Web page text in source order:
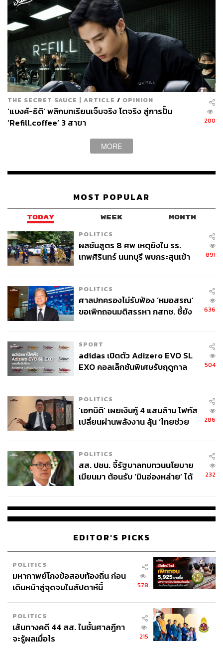
Homecoming Carnival
ขบวนพาเหรดม่วนซื่นคืนถิ่นที่ชวนลูกหลานชาวอีสานมาร่วม
ฉลองความเป็นอีสานบ้านเฮาผ่านแฟชั่นและการแต่งกาย
สะท้อนความงามและเอกลักษณ์ของวัฒนธรรมอีสาน ขบวน
แห่ยิ่งใหญ่จะเริ่มต้นจากลานเซ็นทรัล ขอนแก่น ไปยังลาน
ศรีจันทร์ ตลอดเส้นทางจะมีการแสดงศิลปะพื้นบ้าน การ
สัมผัสกับวัฒนธรรมอีสานอย่างใกล้ชิด
Date:26 ธันวาคม 2567
ชาววีแกนจะกินปลาร้าบ้างได้ไหม เซ็กชันนี้พาไปเปิดโลก
ใหม่ของการสร้างสรรค์ ‘ปลาร้าสำหรับชาววีแกน’ ที่ตอบ
โจทย์ความต้องการในยุคปัจจุบัน โดยเปลี่ยนจากการใช้ปลา
และรสชาติอันเป็นเอกลักษณ์ของปลาร้าแบบดั้งเดิม
29 ธันวาคม 2567
Time:10.00-12.00 น.
เบิ่งหนัง ฟังเรื่องเล่า
ชวนทุกคนมาพบกับภาพยนตร์สารคดี 3 เรื่องราวที่จะบอกเล่า
วิถีและเส้นทางของ ‘หมอลำ’ ได้แก่
ตำราพาลำ,ร้องลำ
ทำงานและ หลังฮ้านหมอลำสะท้อน 3 แง่มุมของคนในเส้น
ทางหมอลำ เบื้องหลังเส้นทางความม่วนซื่นหน้าเวทีที่ต้อง
THE SECRET SAUCE | ARTICLE / OPINION
‘แบงค์-ธิติ’ พลิกบทเรียนเจ็บจริง โตจริง สู่การปั้น
‘Refill.coffee’ 3 สาขา
200
MORE
MOST POPULAR
TODAY WEEK MONTH
POLITICS
ผลชันสูตร 8 ศพ เหตุยิงใน รร.
เทพศิรินทร์ นนทบุรี พบกระสุนเข้า
891
POLITICS
ศาลปกครองไม่รับฟ้อง ‘หมอสรณ’
ขอเพิกถอนมติสรรหา กสทช. ชี้ยัง
636
SPORT
adidas เปิดตัว Adizero EVO SL
EXO คอลเล็กชันพิเศษรับฤดูกาล
504
POLITICS
‘เอกนิติ’ เผยเงินกู้ 4 แสนล้าน โฟกัส
เปลี่ยนผ่านพลังงาน ลุ้น ‘ไทยช่วย
286
POLITICS
สส. ปชน. จี้รัฐบาลทบทวนนโยบาย
เมียนมา ต้อนรับ ‘มินอ่องหล่าย’ ได้
232
EDITOR'S PICKS
POLITICS
มหากาพย์โกงข้อสอบท้องถิ่น ก่อน
เดินหน้าสู่จุดจบในสัปดาห์นี้
578
POLITICS
เส้นทางคดี 44 สส. ในชั้นศาลฎีกา
จะรู้ผลเมื่อไร
215